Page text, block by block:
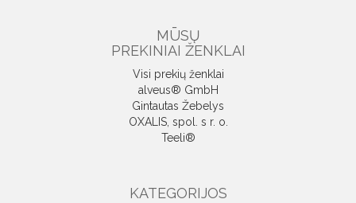
MŪSŲ
PREKINIAI ŽENKLAI
Visi prekių ženklai
alveus® GmbH
Gintautas Žebelys
OXALIS, spol. s r. o.
Teeli®
KATEGORIJOS